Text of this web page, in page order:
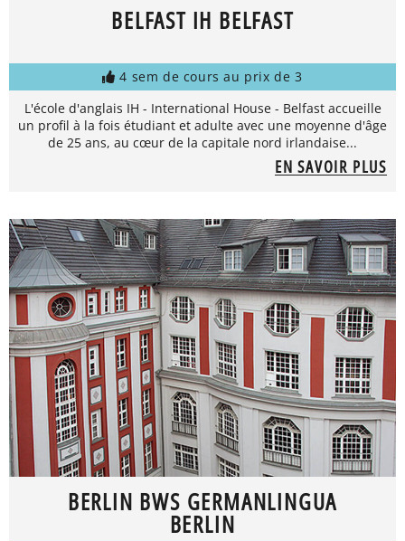
BELFAST IH BELFAST
4 sem de cours au prix de 3
L'école d'anglais IH - International House - Belfast accueille
un profil à la fois étudiant et adulte avec une moyenne d'âge
de 25 ans, au cœur de la capitale nord irlandaise...
EN SAVOIR PLUS
BERLIN BWS GERMANLINGUA
BERLIN